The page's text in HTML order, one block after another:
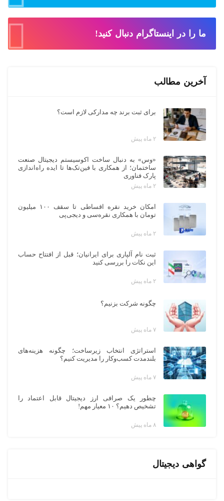
ما را در اینستاگرام دنبال کنید!
آخرین مطالب
برای ثبت برند چه مدارکی لازم است؟
۲ ماه پیش
«وس» به دنبال ساخت اکوسیستم دیجیتال صنعت
ساختمان؛ از همکاری با فین‌تک‌ها تا ایده راه‌اندازی
پارک فناوری
۲ ماه پیش
امکان خرید نقره اقساطی تا سقف ۱۰۰ میلیون
تومان با همکاری نقره‌سی و دیجی‌پی
۲ ماه پیش
ثبت نام آلپاری برای ایرانیان؛ قبل از افتتاح حساب
این نکات را بررسی کنید
۲ ماه پیش
چگونه شرکت بزنیم؟
۷ ماه پیش
استراتژی انتخاب زیرساخت؛ چگونه هزینه‌های
بلندمدت کسب‌وکار را مدیریت کنیم؟
۷ ماه پیش
چطور یک صرافی ارز دیجیتال قابل اعتماد را
تشخیص دهیم؟ ۱۰ معیار مهم!
۸ ماه پیش
گواهی دیجیتال